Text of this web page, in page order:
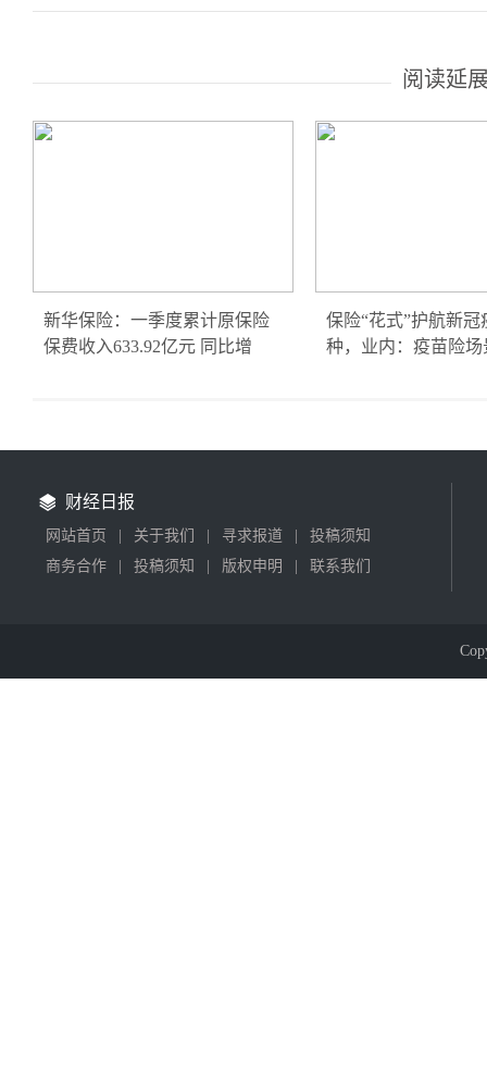
阅读延
新华保险：一季度累计原保险
保费收入633.92亿元 同比增
保险“花式”护航新冠
种，业内：疫苗险场
财经日报
网站首页 关于我们 寻求报道
投稿须知
商务合作
投稿须知 版权申明 联系我们